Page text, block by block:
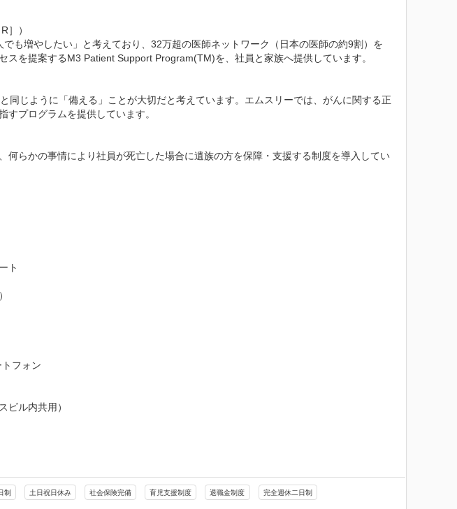
］）
も増やしたい」と考えており、32万超の医師ネットワーク（日本の医師の約9割）を
スを提案するM3 Patient Support Program(TM)を、社員と家族へ提供しています。
同じように「備える」ことが大切だと考えています。エムスリーでは、がんに関する正
すプログラムを提供しています。
何らかの事情により社員が死亡した場合に遺族の方を保障・支援する制度を導入してい
ト
フォン
ビル内共用）
制 土日祝日休み 社会保険完備 育児支援制度 退職金制度 完全週休二日制